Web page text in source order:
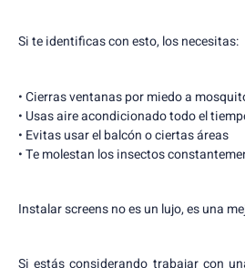
Si te identificas con esto, los necesitas:
• Cierras ventanas por miedo a
• Usas aire acondicionado todo el
• Evitas usar el balcón o ciertas áreas
• Te molestan los insectos
Instalar screens no es un lujo, es una
Si estás considerando trabajar con